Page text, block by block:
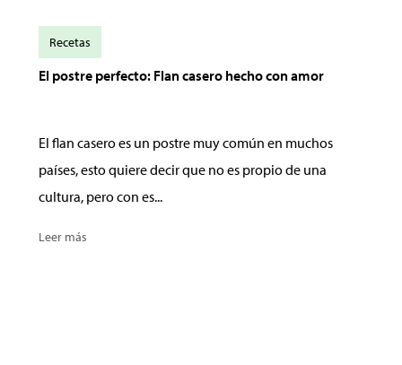
El postre perfecto: Flan casero hecho con amor
El flan casero es un postre muy común en muchos
países, esto quiere decir que no es propio de una
cultura, pero con es...
Leer más
Recetas